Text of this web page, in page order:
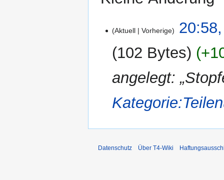
Dezember
Aktuell Vorherige
102 Bytes
angelegt:
Datenschutz Über T4-Wiki